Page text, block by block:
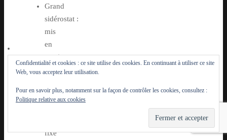
Grand
sidérostat :
mis
en
service
en
abrite
fixe
Confidentialité et cookies : ce site utilise des cookies. En continuant à utiliser ce site
Web, vous acceptez leur utilisation.
Pour en savoir plus, notamment sur la façon de contrôler les cookies, consultez :
Politique relative aux cookies